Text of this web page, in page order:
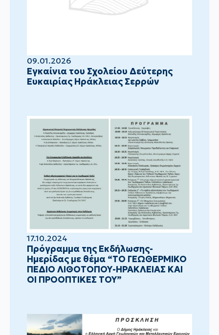
09.01.2026
Eγκαίνια του Σχολείου Δεύτερης
Ευκαιρίας Ηράκλειας Σερρών
17.10.2024
Πρόγραμμα της Εκδήλωσης-
Ημερίδας με θέμα “ΤΟ ΓΕΩΘΕΡΜΙΚΟ
ΠΕΔΙΟ ΛΙΘΟΤΟΠΟΥ-ΗΡΑΚΛΕΙΑΣ ΚΑΙ
ΟΙ ΠΡΟΟΠΤΙΚΕΣ ΤΟΥ”